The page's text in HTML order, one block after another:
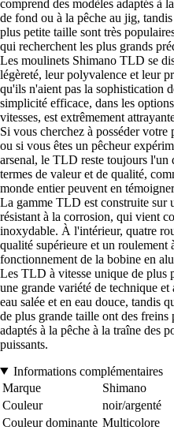
comprend des modèles adaptés à
de fond ou à la pêche au jig,
plus petite taille sont très
qui recherchent les plus grands
Les moulinets Shimano TLD se
légèreté, leur polyvalence et leur
qu'ils n'aient pas la sophistication
simplicité efficace, dans les
vitesses, est extrêmement
Si vous cherchez à posséder
ou si vous êtes un pêcheur
arsenal, le TLD reste toujours l'un
termes de valeur et de qualité,
monde entier peuvent en
La gamme TLD est construite sur
résistant à la corrosion, qui vient
inoxydable. À l'intérieur, quatre
qualité supérieure et un roulement
fonctionnement de la bobine en
Les TLD à vitesse unique de plus
une grande variété de technique
eau salée et en eau douce, tandis
de plus grande taille ont des freins
adaptés à la pêche à la traîne des
puissants.
Informations complémentaires
Marque
Shimano
Couleur
noir/argenté
Couleur dominante Multicolore